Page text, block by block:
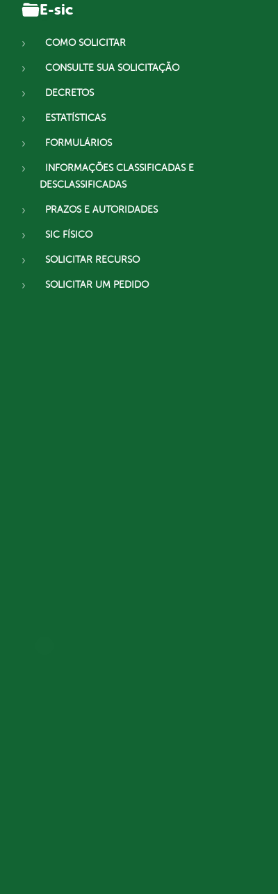
E-sic
COMO SOLICITAR
CONSULTE SUA SOLICITAÇÃO
DECRETOS
ESTATÍSTICAS
FORMULÁRIOS
INFORMAÇÕES CLASSIFICADAS E
DESCLASSIFICADAS
PRAZOS E AUTORIDADES
SIC FÍSICO
SOLICITAR RECURSO
SOLICITAR UM PEDIDO